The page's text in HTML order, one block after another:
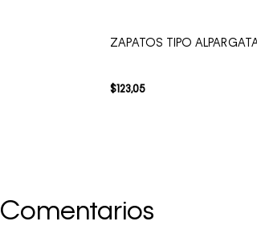
ZAPATOS TIPO
$123,05
Comentarios